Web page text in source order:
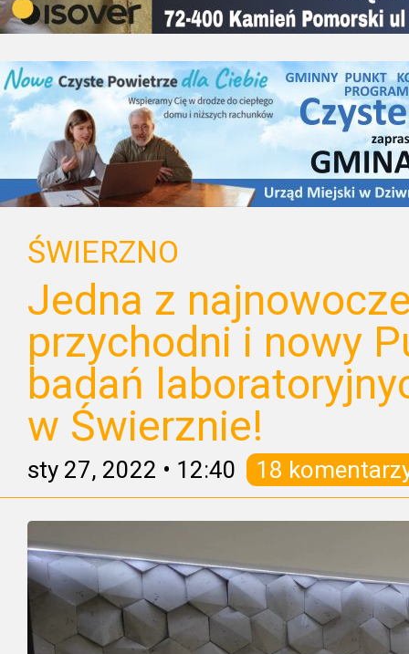
ŚWIERZNO
Jedna z
przychodni i nowy
badań
w Świerznie!
sty 27, 2022 • 12:40 18